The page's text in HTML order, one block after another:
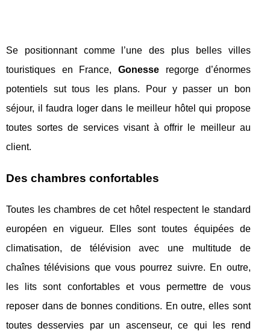
Se positionnant comme l’une des plus belles villes
touristiques en France,Gonesse regorge d’énormes
potentiels sut tous les plans. Pour y passer un bon
séjour, il faudra loger dans le meilleur hôtel qui propose
toutes sortes de services visant à offrir le meilleur au
client.
Des chambres confortables
Toutes les chambres de cet hôtel respectent le standard
européen en vigueur. Elles sont toutes équipées de
climatisation, de télévision avec une multitude de
chaînes télévisions que vous pourrez suivre. En outre,
les lits sont confortables et vous permettre de vous
reposer dans de bonnes conditions. En outre, elles sont
toutes desservies par un ascenseur, ce qui les rend